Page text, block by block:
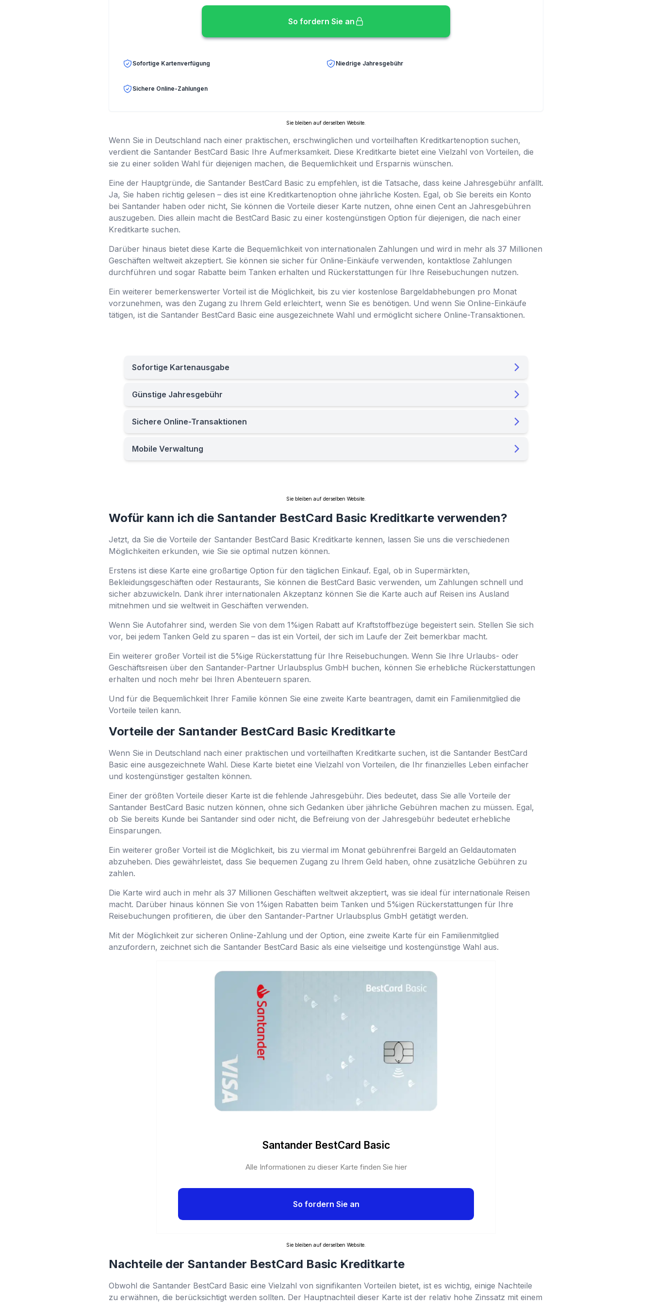
So fordern Sie an
Sofortige Kartenverfügung Niedrige Jahresgebühr
Sichere Online-Zahlungen
Sie bleiben auf derselben Website.
Wenn Sie in Deutschland nach einer praktischen, erschwinglichen und vorteilhaften Kreditkartenoption suchen,
verdient die Santander BestCard Basic Ihre Aufmerksamkeit. Diese Kreditkarte bietet eine Vielzahl von Vorteilen, die
sie zu einer soliden Wahl für diejenigen machen, die Bequemlichkeit und Ersparnis wünschen.
Eine der Hauptgründe, die Santander BestCard Basic zu empfehlen, ist die Tatsache, dass keine Jahresgebühr anfällt.
Ja, Sie haben richtig gelesen – dies ist eine Kreditkartenoption ohne jährliche Kosten. Egal, ob Sie bereits ein Konto
bei Santander haben oder nicht, Sie können die Vorteile dieser Karte nutzen, ohne einen Cent an Jahresgebühren
auszugeben. Dies allein macht die BestCard Basic zu einer kostengünstigen Option für diejenigen, die nach einer
Kreditkarte suchen.
Darüber hinaus bietet diese Karte die Bequemlichkeit von internationalen Zahlungen und wird in mehr als 37 Millionen
Geschäften weltweit akzeptiert. Sie können sie sicher für Online-Einkäufe verwenden, kontaktlose Zahlungen
durchführen und sogar Rabatte beim Tanken erhalten und Rückerstattungen für Ihre Reisebuchungen nutzen.
Ein weiterer bemerkenswerter Vorteil ist die Möglichkeit, bis zu vier kostenlose Bargeldabhebungen pro Monat
vorzunehmen, was den Zugang zu Ihrem Geld erleichtert, wenn Sie es benötigen. Und wenn Sie Online-Einkäufe
tätigen, ist die Santander BestCard Basic eine ausgezeichnete Wahl und ermöglicht sichere Online-Transaktionen.
Sofortige Kartenausgabe
Günstige Jahresgebühr
Sichere Online-Transaktionen
Mobile Verwaltung
Sie bleiben auf derselben Website.
Wofür kann ich die Santander BestCard Basic Kreditkarte verwenden?
Jetzt, da Sie die Vorteile der Santander BestCard Basic Kreditkarte kennen, lassen Sie uns die verschiedenen
Möglichkeiten erkunden, wie Sie sie optimal nutzen können.
Erstens ist diese Karte eine großartige Option für den täglichen Einkauf. Egal, ob in Supermärkten,
Bekleidungsgeschäften oder Restaurants, Sie können die BestCard Basic verwenden, um Zahlungen schnell und
sicher abzuwickeln. Dank ihrer internationalen Akzeptanz können Sie die Karte auch auf Reisen ins Ausland
mitnehmen und sie weltweit in Geschäften verwenden.
Wenn Sie Autofahrer sind, werden Sie von dem 1%igen Rabatt auf Kraftstoffbezüge begeistert sein. Stellen Sie sich
vor, bei jedem Tanken Geld zu sparen – das ist ein Vorteil, der sich im Laufe der Zeit bemerkbar macht.
Ein weiterer großer Vorteil ist die 5%ige Rückerstattung für Ihre Reisebuchungen. Wenn Sie Ihre Urlaubs- oder
Geschäftsreisen über den Santander-Partner Urlaubsplus GmbH buchen, können Sie erhebliche Rückerstattungen
erhalten und noch mehr bei Ihren Abenteuern sparen.
Und für die Bequemlichkeit Ihrer Familie können Sie eine zweite Karte beantragen, damit ein Familienmitglied die
Vorteile teilen kann.
Vorteile der Santander BestCard Basic Kreditkarte
Wenn Sie in Deutschland nach einer praktischen und vorteilhaften Kreditkarte suchen, ist die Santander BestCard
Basic eine ausgezeichnete Wahl. Diese Karte bietet eine Vielzahl von Vorteilen, die Ihr finanzielles Leben einfacher
und kostengünstiger gestalten können.
Einer der größten Vorteile dieser Karte ist die fehlende Jahresgebühr. Dies bedeutet, dass Sie alle Vorteile der
Santander BestCard Basic nutzen können, ohne sich Gedanken über jährliche Gebühren machen zu müssen. Egal,
ob Sie bereits Kunde bei Santander sind oder nicht, die Befreiung von der Jahresgebühr bedeutet erhebliche
Einsparungen.
Ein weiterer großer Vorteil ist die Möglichkeit, bis zu viermal im Monat gebührenfrei Bargeld an Geldautomaten
abzuheben. Dies gewährleistet, dass Sie bequemen Zugang zu Ihrem Geld haben, ohne zusätzliche Gebühren zu
zahlen.
Die Karte wird auch in mehr als 37 Millionen Geschäften weltweit akzeptiert, was sie ideal für internationale Reisen
macht. Darüber hinaus können Sie von 1%igen Rabatten beim Tanken und 5%igen Rückerstattungen für Ihre
Reisebuchungen profitieren, die über den Santander-Partner Urlaubsplus GmbH getätigt werden.
Mit der Möglichkeit zur sicheren Online-Zahlung und der Option, eine zweite Karte für ein Familienmitglied
anzufordern, zeichnet sich die Santander BestCard Basic als eine vielseitige und kostengünstige Wahl aus.
Santander BestCard Basic
Alle Informationen zu dieser Karte finden Sie hier
So fordern Sie an
Sie bleiben auf derselben Website.
Nachteile der Santander BestCard Basic Kreditkarte
Obwohl die Santander BestCard Basic eine Vielzahl von signifikanten Vorteilen bietet, ist es wichtig, einige Nachteile
zu erwähnen, die berücksichtigt werden sollten. Der Hauptnachteil dieser Karte ist der relativ hohe Zinssatz mit einem